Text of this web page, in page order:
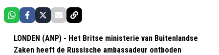
LONDEN (ANP) - Het Britse ministerie van Buitenlandse
Zaken heeft de Russische ambassadeur ontboden